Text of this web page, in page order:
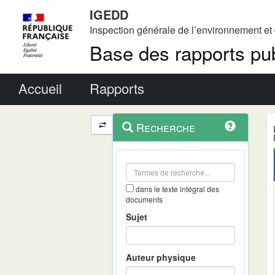
IGEDD
Inspection générale de l’environnement
Base des rapports
Accueil Rapports
Navigation
et
outils
contextuel
Recherche
dans le texte intégral des
documents
Sujet
Auteur physique